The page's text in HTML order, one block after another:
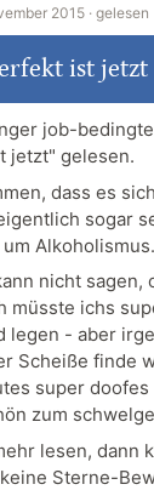
2015 ·gelesen
ist jetzt
job-
jetzt" gelesen.
dass es
sogar
Alkoholismus.
nicht
müsste ichs
legen - aber
Scheiße finde
super
zum
lesen, dann
Sterne-